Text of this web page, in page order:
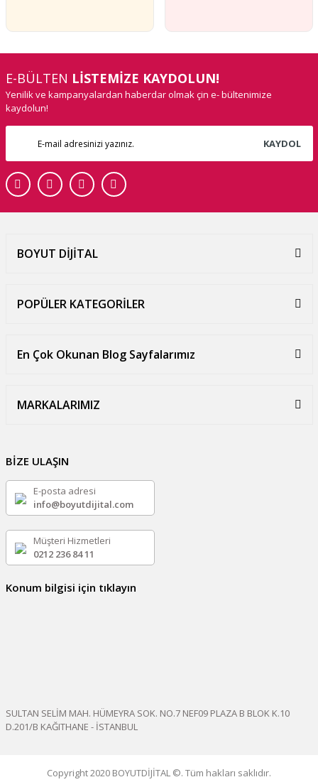
E-BÜLTEN LİSTEMİZE KAYDOLUN!
Yenilik ve kampanyalardan haberdar olmak çin e- bültenimize
kaydolun!
KAYDOL
BOYUT DİJİTAL
POPÜLER KATEGORİLER
En Çok Okunan Blog Sayfalarımız
MARKALARIMIZ
BİZE ULAŞIN
E-posta adresi
info@boyutdijital.com
Müşteri Hizmetleri
0212 236 84 11
Konum bilgisi için tıklayın
SULTAN SELİM MAH. HÜMEYRA SOK. NO.7 NEF09 PLAZA B BLOK K.10
D.201/B KAĞITHANE - İSTANBUL
Copyright 2020 BOYUTDİJİTAL ©. Tüm hakları saklıdır.